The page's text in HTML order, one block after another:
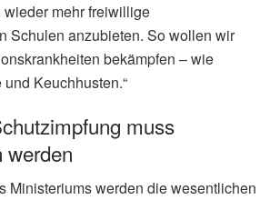
mehr freiwillige
Schulen anzubieten. So wollen wir
bekämpfen – wie
Keuchhusten.“
muss
werden
Ministeriums werden die wesentlichen